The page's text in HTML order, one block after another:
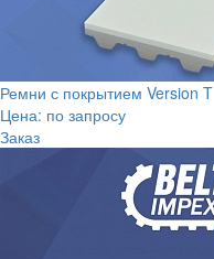
Ремни с покрытием Version T
Цена: по запросу
Заказ